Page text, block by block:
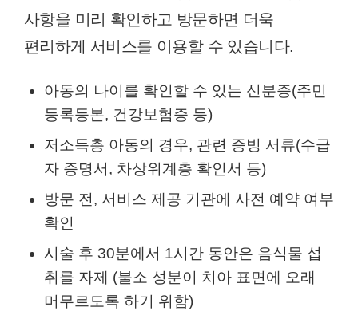
사항을 미리 확인하고 방문하면 더욱
편리하게 서비스를 이용할 수 있습니다.
아동의 나이를 확인할 수 있는 신분증(주민
등록등본, 건강보험증 등)
저소득층 아동의 경우, 관련 증빙 서류(수급
자 증명서, 차상위계층 확인서 등)
방문 전, 서비스 제공 기관에 사전 예약 여부
확인
시술 후 30분에서 1시간 동안은 음식물 섭
취를 자제 (불소 성분이 치아 표면에 오래
머무르도록 하기 위함)